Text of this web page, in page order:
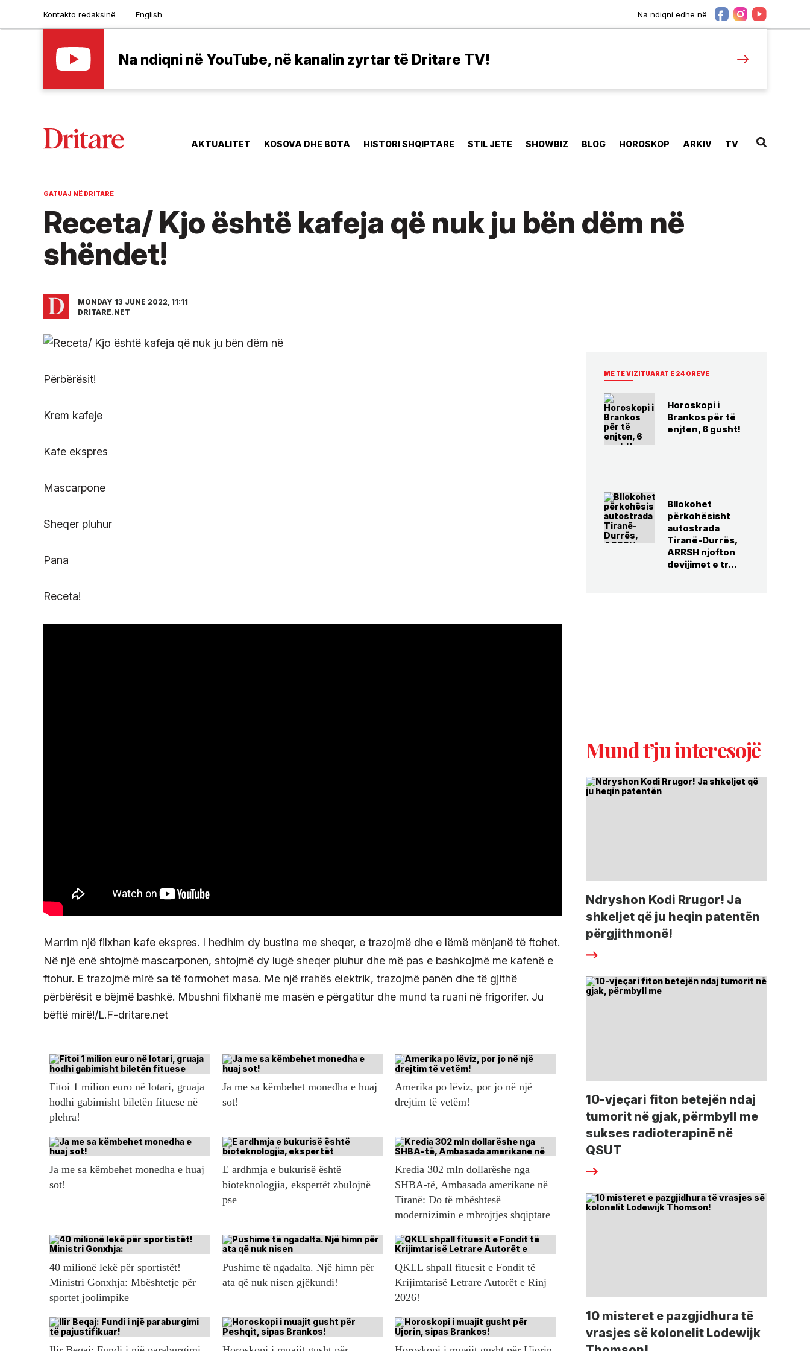
Kontakto redaksinë English Na ndiqni edhe në
Na ndiqni në YouTube, në kanalin zyrtar të Dritare TV!
AKTUALITET KOSOVA DHE BOTA HISTORI SHQIPTARE STIL JETE SHOWBIZ BLOG HOROSKOP ARKIV TV
GATUAJ NË DRITARE
Receta/ Kjo është kafeja që nuk ju bën dëm në
shëndet!
MONDAY 13 JUNE 2022, 11:11
DRITARE.NET
Përbërësit!
Krem kafeje
Kafe ekspres
Mascarpone
Sheqer pluhur
Pana
Receta!
Marrim një filxhan kafe ekspres. I hedhim dy bustina me sheqer, e trazojmë dhe e lëmë mënjanë të ftohet.
Në një enë shtojmë mascarponen, shtojmë dy lugë sheqer pluhur dhe më pas e bashkojmë me kafenë e
ftohur. E trazojmë mirë sa të formohet masa. Me një rrahës elektrik, trazojmë panën dhe të gjithë
përbërësit e bëjmë bashkë. Mbushni filxhanë me masën e përgatitur dhe mund ta ruani në frigorifer. Ju
bëftë mirë!/L.F-dritare.net
Fitoi 1 milion euro në lotari, gruaja
hodhi gabimisht biletën fituese në
plehra!
Ja me sa këmbehet monedha e huaj
sot!
Amerika po lëviz, por jo në një
drejtim të vetëm!
Ja me sa këmbehet monedha e huaj
sot!
E ardhmja e bukurisë është
bioteknologjia, ekspertët zbulojnë
pse
Kredia 302 mln dollarëshe nga
SHBA-të, Ambasada amerikane në
Tiranë: Do të mbështesë
modernizimin e mbrojtjes shqiptare
40 milionë lekë për sportistët!
Ministri Gonxhja: Mbështetje për
sportet joolimpike
Pushime të ngadalta. Një himn për
ata që nuk nisen gjëkundi!
QKLL shpall fituesit e Fondit të
Krijimtarisë Letrare Autorët e Rinj
2026!
ME TE VIZITUARAT E 24 OREVE
Horoskopi i
Brankos për të
enjten, 6 gusht!
Bllokohet
përkohësisht
autostrada
Tiranë-Durrës,
ARRSH njofton
devijimet e tr...
Mund t’ju interesojë
Ndryshon Kodi Rrugor! Ja
shkeljet që ju heqin patentën
përgjithmonë!
10-vjeçari fiton betejën ndaj
tumorit në gjak, përmbyll me
sukses radioterapinë në
QSUT
10 misteret e pazgjidhura të
vrasjes së kolonelit Lodewijk